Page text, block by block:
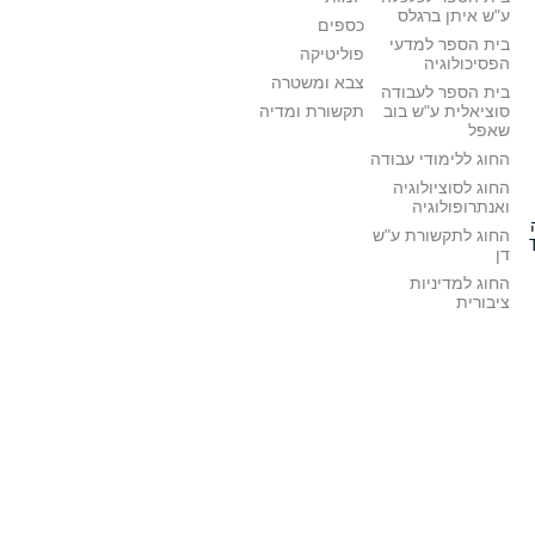
ע"ש איתן ברגלס
בית הספר למדעי
הפסיכולוגיה
בית הספר לעבודה
סוציאלית ע"ש בוב
שאפל
החוג ללימודי עבודה
החוג לסוציולוגיה
ואנתרופולוגיה
החוג לתקשורת ע"ש
דן
החוג למדיניות
ציבורית
כספים
פוליטיקה
צבא ומשטרה
תקשורת ומדיה